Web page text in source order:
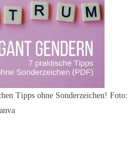
Tipps ohne Sonderzeichen! Foto: